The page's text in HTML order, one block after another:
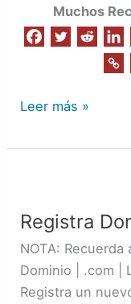
Muchos
Leer más »
Registra
NOTA:
Dominio | .com |
Registra un
sin
Límites